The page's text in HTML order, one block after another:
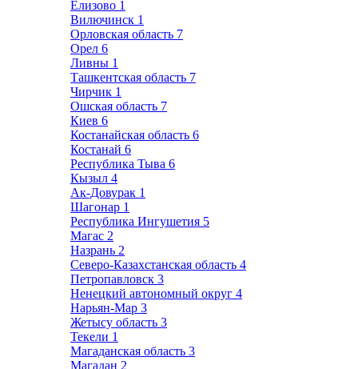
Елизово 1
Вилючинск 1
Орловская область 7
Орел 6
Ливны 1
Ташкентская область 7
Чирчик 1
Ошская область 7
Киев 6
Костанайская область 6
Костанай 6
Республика Тыва 6
Кызыл 4
Ак-Довурак 1
Шагонар 1
Республика Ингушетия 5
Магас 2
Назрань 2
Северо-Казахстанская область 4
Петропавловск 3
Ненецкий автономный округ 4
Нарьян-Мар 3
Жетысу область 3
Текели 1
Магаданская область 3
Магадан 2